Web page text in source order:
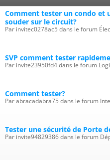
Comment tester un condo et
souder sur le circuit?
Par invitec0278ac5 dans le forum
SVP comment tester
Par invite23950fd4 dans le forum
Comment tester?
Par abracadabra75 dans le forum
Tester une sécurité de Porte
Par invite94829386 dans le forum